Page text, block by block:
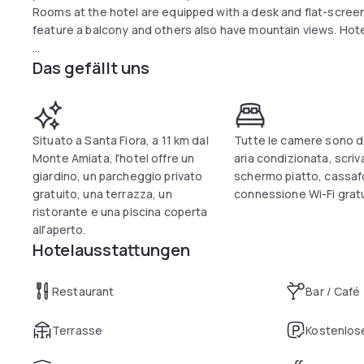
Rooms at the hotel are equipped with a desk and flat-
feature a balcony and others also have mountain views.
The property is 24 km from Bagni San Filippo and 33 km
San Francesco d'Assisi Airport, the nearest airport, is 105 km
Das gefällt uns
Situato a Santa Fiora, a 11 km dal
Monte Amiata, l'hotel offre un
giardino, un parcheggio privato
gratuito, una terrazza, un
ristorante e una piscina coperta
all'aperto.
Tutte le camere sono
aria condizionata,
schermo piatto,
connessione Wi-Fi
Hotelausstattungen
Restaurant Bar / Café
Terrasse